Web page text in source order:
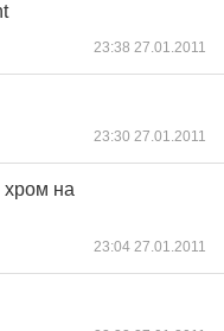
23:38 27.01.2011
23:30 27.01.2011
хром на
23:04 27.01.2011